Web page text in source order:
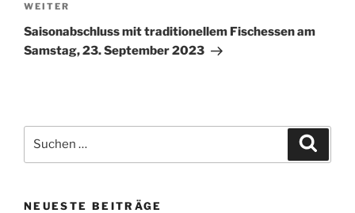
Nächster
Beitrag
WEITER
Saisonabschluss mit traditionellem Fischessen am
Samstag, 23. September 2023
nach:
NEUESTE BEITRÄGE